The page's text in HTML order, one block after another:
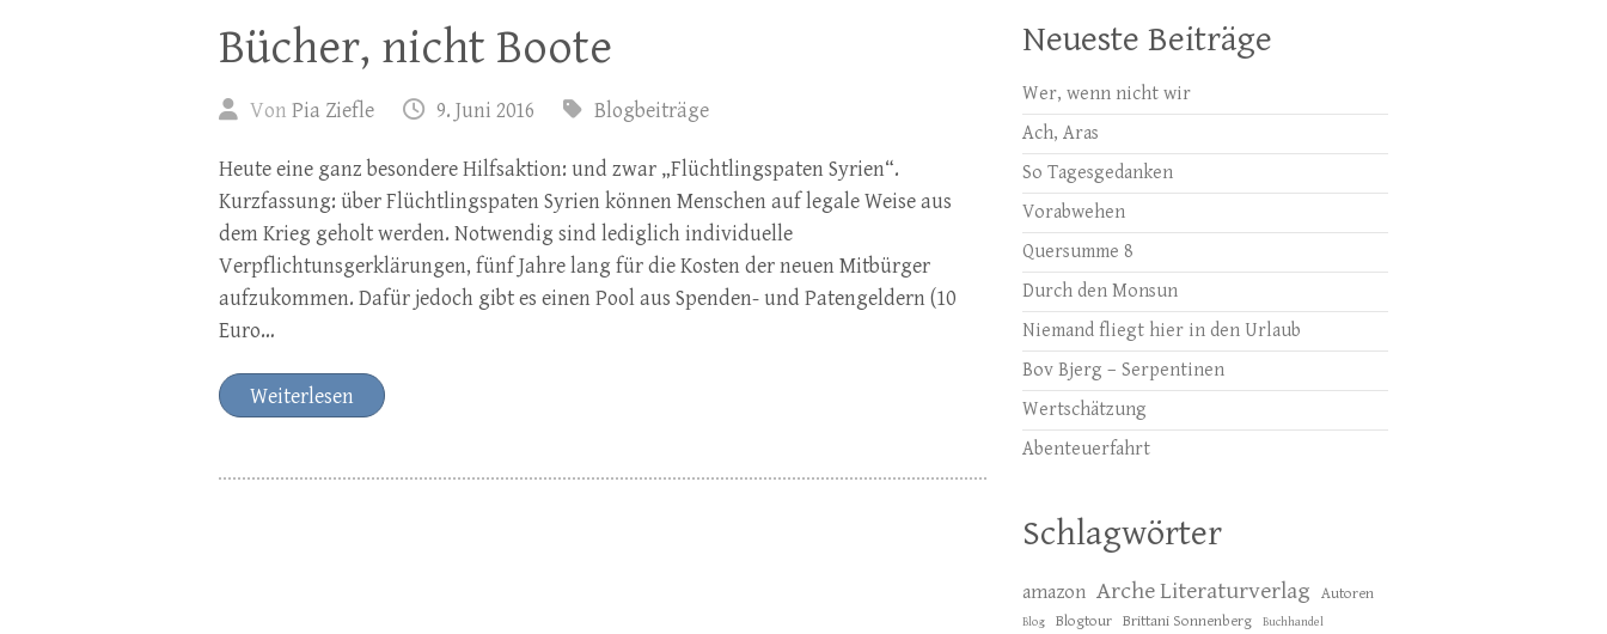
Bücher, nicht Boote
Von Pia Ziefle 9. Juni 2016 Blogbeiträge
Heute eine ganz besondere Hilfsaktion: und zwar „Flüchtlingspaten Syrien“.
Kurzfassung: über Flüchtlingspaten Syrien können Menschen auf legale Weise aus
dem Krieg geholt werden. Notwendig sind lediglich individuelle
Verpflichtunsgerklärungen, fünf Jahre lang für die Kosten der neuen Mitbürger
aufzukommen. Dafür jedoch gibt es einen Pool aus Spenden- und Patengeldern (10
Euro…
Weiterlesen
Neueste Beiträge
Wer, wenn nicht wir
Ach, Aras
So Tagesgedanken
Vorabwehen
Quersumme 8
Durch den Monsun
Niemand fliegt hier in den Urlaub
Bov Bjerg – Serpentinen
Wertschätzung
Abenteuerfahrt
Schlagwörter
amazon Arche Literaturverlag Autoren
Blog Blogtour Brittani Sonnenberg
Buchhandel